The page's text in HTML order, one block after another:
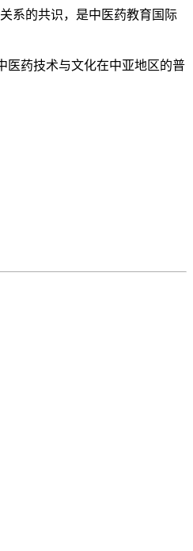
系的共识，是中医药教育国际
医药技术与文化在中亚地区的普